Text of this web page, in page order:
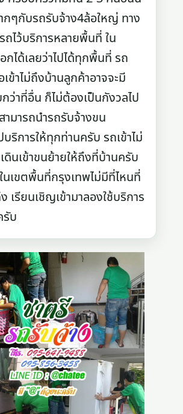
ากๆกับรถรับจ้าง4ล้อใหญ่ ทาง
ถไว้บริการหลายพื้นที่ ใน
กได้เลยว่าไปได้ทุกพื้นที่ รถ
ข้าไม่ถึงบ้านลูกค้าอาจจะมี
ว่าที่อื่น ก็ไม่ต้องเป็นกังวลไป
ามารถนำรถรับจ้างขน
ริการให้ทุกท่านครับ รถเข้าไม่
ดินเข้าขนย้ายให้ถึงที่บ้านครับ
ในเขตพื้นที่กรุงเทพไม่มีที่ไหนที่
ง เรียนเชิญเข้ามาลองใช้บริการ
รับ